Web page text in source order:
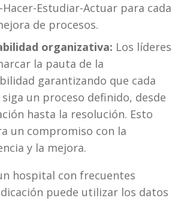
Estudiar-Actuar para cada
de procesos.
organizativa: Los líderes
la pauta de la
garantizando que cada
un proceso definido, desde
hasta la resolución. Esto
un compromiso con la
y la mejora.
hospital con frecuentes
puede utilizar los datos